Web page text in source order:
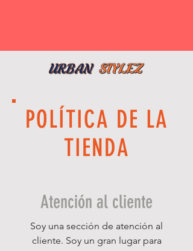
POLÍTICA DE LA
TIENDA
Atención al cliente
Soy una sección de atención al
cliente. Soy un gran lugar para